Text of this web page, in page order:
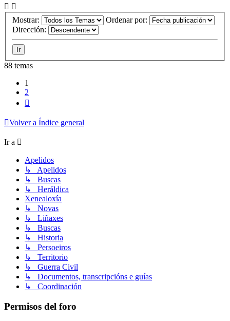
Mostrar:
Ordenar por:
Dirección:
88 temas
1
2
Volver a Índice general
Ir a
Apelidos
↳ Apelidos
↳ Buscas
↳ Heráldica
Xenealoxía
↳ Novas
↳ Liñaxes
↳ Buscas
↳ Historia
↳ Persoeiros
↳ Territorio
↳ Guerra Civil
↳ Documentos, transcripcións e guías
↳ Coordinación
Permisos del foro